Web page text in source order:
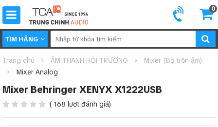
0
TÌM HÃNG
Trang chủ ÂM THANH HỘI TRƯỜNG
Mixer (Bộ trộn âm)
Mixer Analog
Mixer Behringer XENYX X1222USB
( 168 lượt đánh giá)